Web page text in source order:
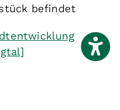
befindet